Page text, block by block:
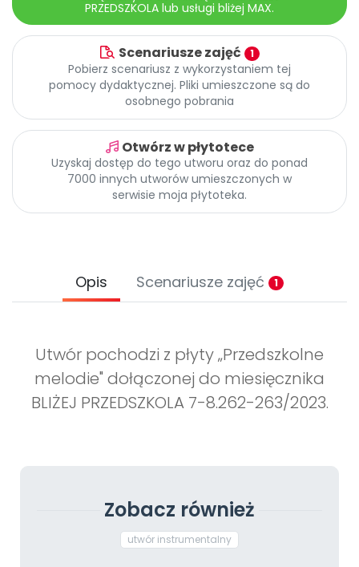
Pomoc
Promocje
PRZEDSZKOLA lub usługi bliżej MAX.
Scenariusze zajęć 1
Pobierz scenariusz z wykorzystaniem tej
pomocy dydaktycznej. Pliki umieszczone są do
osobnego pobrania
Otwórz w płytotece
Uzyskaj dostęp do tego utworu oraz do ponad
7000 innych utworów umieszczonych w
serwisie moja płytoteka.
Opis Scenariusze zajęć 1
Utwór pochodzi z płyty „Przedszkolne
melodie" dołączonej do miesięcznika
BLIŻEJ PRZEDSZKOLA 7-8.262-263/2023.
Zobacz również
utwór instrumentalny